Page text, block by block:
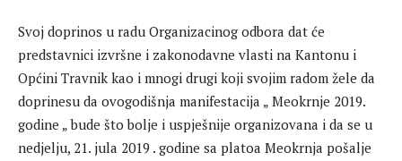
Svoj doprinos u radu Organizacinog odbora dat će
predstavnici izvršne i zakonodavne vlasti na Kantonu i
Općini Travnik kao i mnogi drugi koji svojim radom žele da
doprinesu da ovogodišnja manifestacija „ Meokrnje 2019.
godine „ bude što bolje i uspješnije organizovana i da se u
nedjelju, 21. jula 2019 . godine sa platoa Meokrnja pošalje